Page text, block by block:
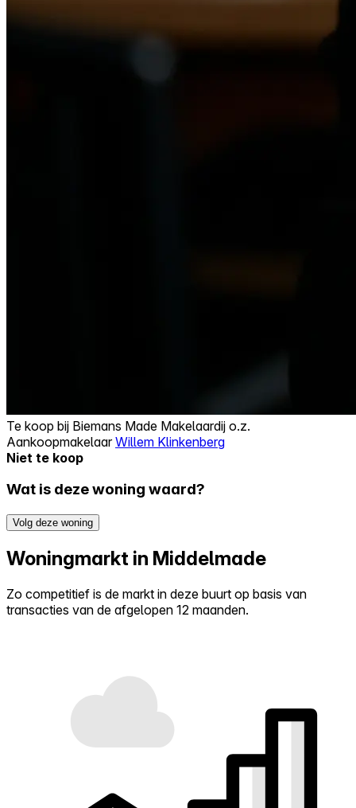
Te koop bij Biemans Made Makelaardij o.z.
AankoopmakelaarWillem Klinkenberg
Niet te koop
Wat is deze woning waard?
Volg deze woning
Woningmarkt in Middelmade
Zo competitief is de markt in deze buurt op basis van
transacties van de afgelopen 12 maanden.